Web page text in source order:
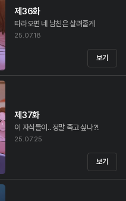
제36화
따라오면 네 남친은 살려줄게
25.07.18
보기
제37화
이 자식들이.. 정말 죽고 싶나?!
25.07.25
보기